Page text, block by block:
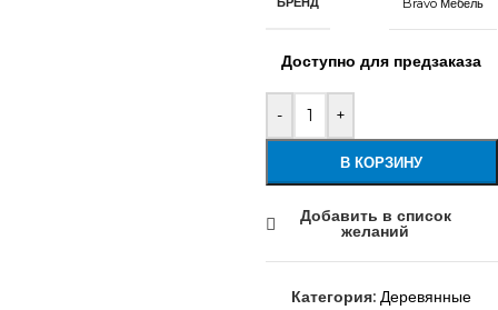
Доступно для предзаказа
- +
В КОРЗИНУ
Добавить в список
желаний
Категория: Деревянные